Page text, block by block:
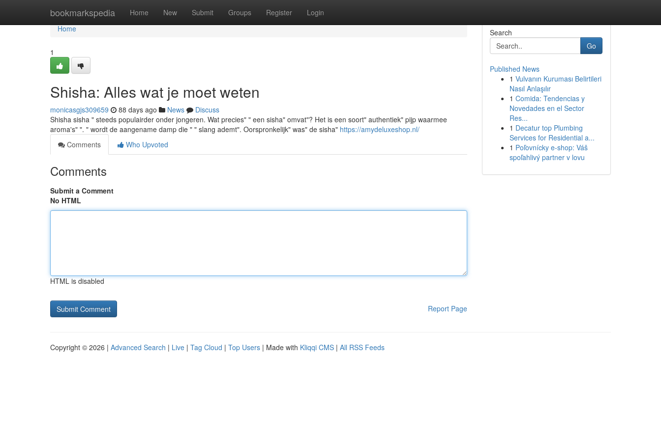
bookmarkspedia Home New Submit Groups Register Login
Home
Home
1
Shisha: Alles wat je moet weten
monicasgjs309659 88 days ago News
Discuss
Shisha sisha " steeds populairder onder jongeren. Wat precies" " een sisha" omvat"? Het is een soort" authentiek" pijp waarmee
aroma's" ". " wordt de aangename damp die " " slang ademt". Oorspronkelijk" was" de sisha" https://amydeluxeshop.nl/
Comments
Who Upvoted
Comments
Submit a Comment
No HTML
HTML is disabled
Report Page
Search
Go
Published News
1 Vulvanın Kuruması Belirtileri
Nasıl Anlaşılır
1 Comida: Tendencias y
Novedades en el Sector
Res...
1 Decatur top Plumbing
Services for Residential a...
1 Poľovnícky e-shop: Váš
spoľahlivý partner v lovu
Copyright © 2026 | Advanced Search | Live | Tag Cloud | Top Users | Made with Kliqqi CMS | All RSS Feeds